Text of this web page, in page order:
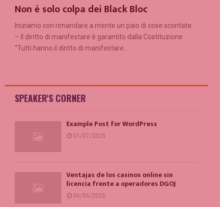
Non è solo colpa dei Black Bloc
Iniziamo con rimandare a mente un paio di cose scontate:
– Il diritto di manifestare è garantito dalla Costituzione
“Tutti hanno il diritto di manifestare...
SPEAKER'S CORNER
Example Post for WordPress
01/07/2025
Ventajas de los casinos online sin
licencia frente a operadores DGOJ
06/06/2025